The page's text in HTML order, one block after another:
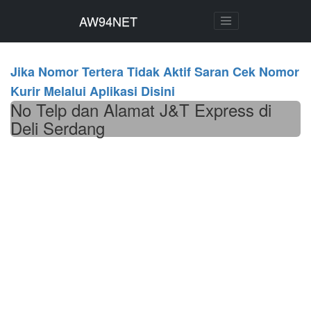
AW94NET
AW94NET
Jika Nomor Tertera Tidak Aktif Saran Cek Nomor
Kurir Melalui Aplikasi Disini
No Telp dan Alamat J&T Express di
Deli Serdang